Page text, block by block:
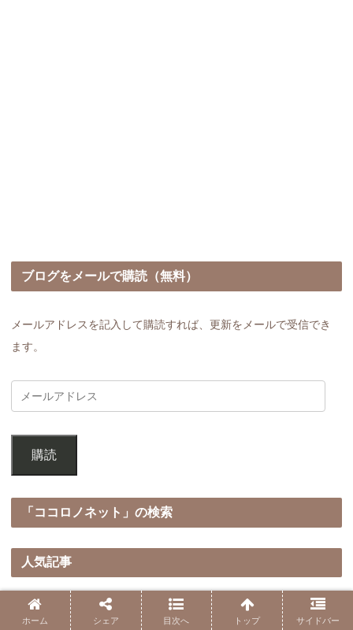
ブログをメールで購読（無料）
メールアドレスを記入して購読すれば、更新をメールで受信でき
ます。
購読
「ココロノネット」の検索
人気記事
シューマン共振の仕組みと影響を理解しよ
う - 周波数の上昇、ブラックアウトから次元
ホーム シェア 目次へ トップ サイドバー